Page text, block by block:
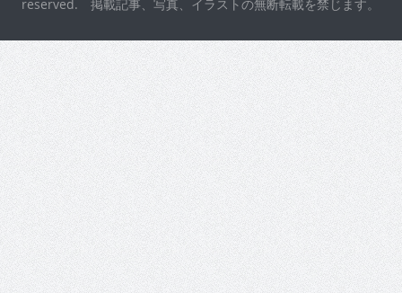
reserved. 掲載記事、写真、イラストの無断転載を禁じます。